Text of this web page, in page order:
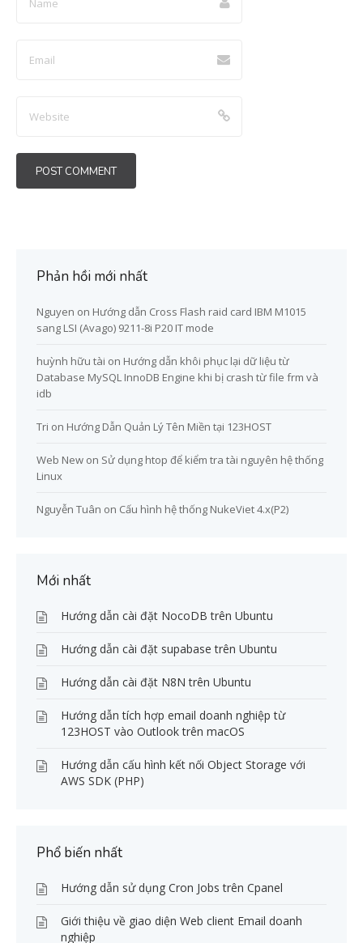
Phản hồi mới nhất
Nguyen on Hướng dẫn Cross Flash raid card IBM M1015
sang LSI (Avago) 9211-8i P20 IT mode
huỳnh hữu tài on Hướng dẫn khôi phục lại dữ liệu từ
Database MySQL InnoDB Engine khi bị crash từ file frm và
idb
Tri on Hướng Dẫn Quản Lý Tên Miền tại 123HOST
Web New on Sử dụng htop để kiểm tra tài nguyên hệ thống
Linux
Nguyễn Tuân on Cấu hình hệ thống NukeViet 4.x(P2)
Mới nhất
Hướng dẫn cài đặt NocoDB trên Ubuntu
Hướng dẫn cài đặt supabase trên Ubuntu
Hướng dẫn cài đặt N8N trên Ubuntu
Hướng dẫn tích hợp email doanh nghiệp từ
123HOST vào Outlook trên macOS
Hướng dẫn cấu hình kết nối Object Storage với
AWS SDK (PHP)
Phổ biến nhất
Hướng dẫn sử dụng Cron Jobs trên Cpanel
Giới thiệu về giao diện Web client Email doanh
nghiệp